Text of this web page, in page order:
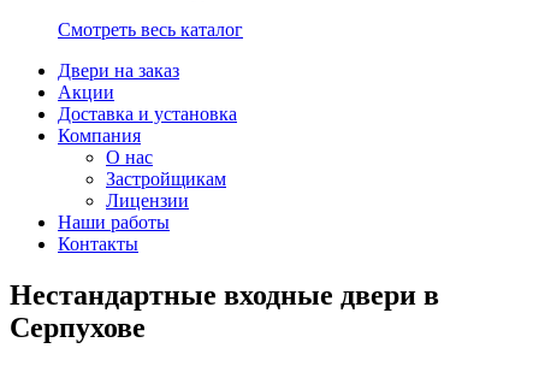
Смотреть весь каталог
Двери на заказ
Акции
Доставка и установка
Компания
О нас
Застройщикам
Лицензии
Наши работы
Контакты
Нестандартные входные двери в
Серпухове